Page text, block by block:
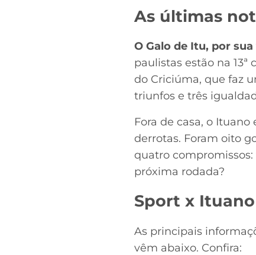
As últimas
O Galo de Itu, por
paulistas estão na
do Criciúma, que faz
triunfos e três
Fora de casa, o
derrotas. Foram oito
quatro
próxima rodada?
Sport x
As principais
vêm abaixo. Confira: